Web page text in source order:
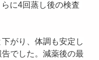
に4回蒸し後の検査
がり、体調も安定し
でした。減薬後の最